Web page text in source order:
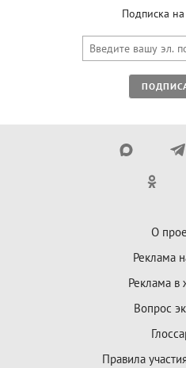
Подписка
О
Реклама
Реклама в
Вопрос
Правила